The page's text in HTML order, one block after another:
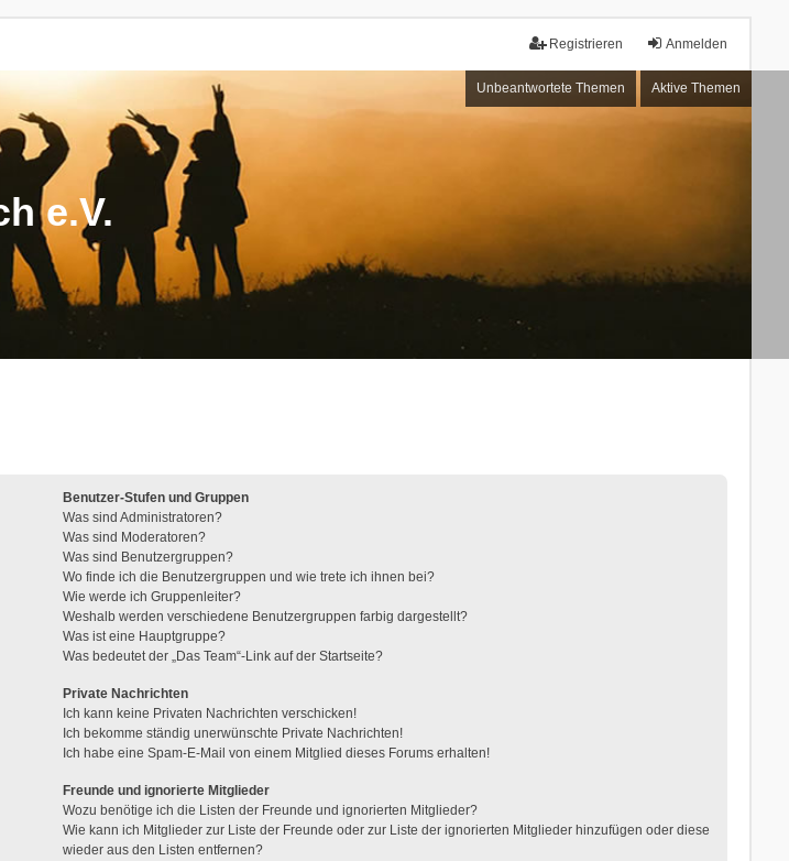
Anmelden
Registrieren
Unbeantwortete Themen Aktive Themen
e.V.
Benutzer-Stufen und Gruppen
Was sind Administratoren?
Was sind Moderatoren?
Was sind Benutzergruppen?
Wo finde ich die Benutzergruppen und wie trete ich ihnen bei?
Wie werde ich Gruppenleiter?
Weshalb werden verschiedene Benutzergruppen farbig dargestellt?
Was ist eine Hauptgruppe?
Was bedeutet der „Das Team“-Link auf der Startseite?
Private Nachrichten
Ich kann keine Privaten Nachrichten verschicken!
Ich bekomme ständig unerwünschte Private Nachrichten!
Ich habe eine Spam-E-Mail von einem Mitglied dieses Forums erhalten!
Freunde und ignorierte Mitglieder
Wozu benötige ich die Listen der Freunde und ignorierten Mitglieder?
Wie kann ich Mitglieder zur Liste der Freunde oder zur Liste der ignorierten Mitglieder hinzufügen oder diese
wieder aus den Listen entfernen?